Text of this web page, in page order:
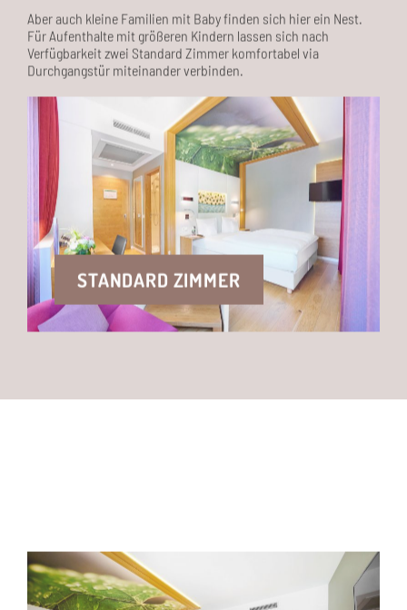
Für Aufenthalte mit größeren Kindern lassen sich nach
Verfügbarkeit zwei Standard Zimmer komfortabel via
Durchgangstür miteinander verbinden.
STANDARD ZIMMER